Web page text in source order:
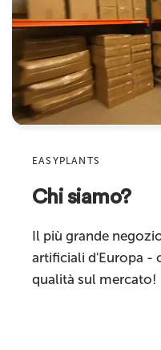
Materiale
Caratteristiche
Adatto per
Ignifugo
Certificato antincendio
Indirizzo email
Product
Sku
Commenta
EASYPLANTS
Chi siamo?
Il più grande
artificiali d'Europa -
qualità sul mercato!